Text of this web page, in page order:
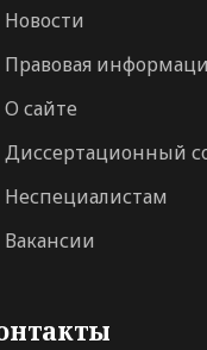
Новости
Правовая
О сайте
Диссертационный
Неспециалистам
Вакансии